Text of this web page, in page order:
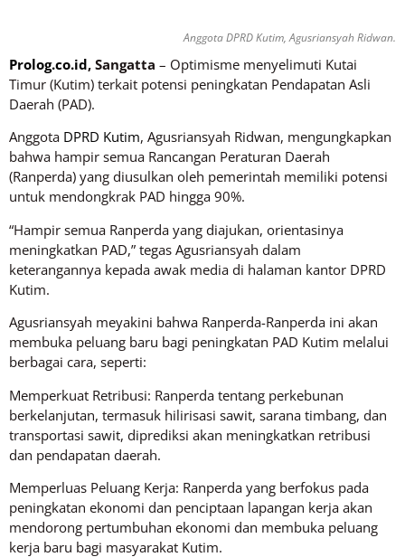
Anggota DPRD Kutim, Agusriansyah Ridwan.
Prolog.co.id, Sangatta – Optimisme menyelimuti Kutai
Timur (Kutim) terkait potensi peningkatan Pendapatan Asli
Daerah (PAD).
Anggota DPRD Kutim, Agusriansyah Ridwan, mengungkapkan
bahwa hampir semua Rancangan Peraturan Daerah
(Ranperda) yang diusulkan oleh pemerintah memiliki potensi
untuk mendongkrak PAD hingga 90%.
“Hampir semua Ranperda yang diajukan, orientasinya
meningkatkan PAD,” tegas Agusriansyah dalam
keterangannya kepada awak media di halaman kantor DPRD
Kutim.
Agusriansyah meyakini bahwa Ranperda-Ranperda ini akan
membuka peluang baru bagi peningkatan PAD Kutim melalui
berbagai cara, seperti:
Memperkuat Retribusi: Ranperda tentang perkebunan
berkelanjutan, termasuk hilirisasi sawit, sarana timbang, dan
transportasi sawit, diprediksi akan meningkatkan retribusi
dan pendapatan daerah.
Memperluas Peluang Kerja: Ranperda yang berfokus pada
peningkatan ekonomi dan penciptaan lapangan kerja akan
mendorong pertumbuhan ekonomi dan membuka peluang
kerja baru bagi masyarakat Kutim.